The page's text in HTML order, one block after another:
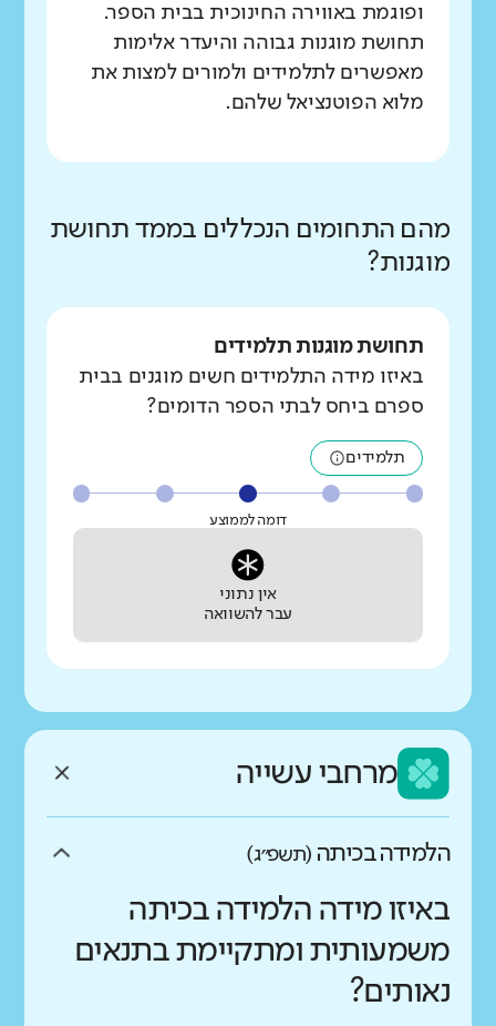
ופוגמת באווירה החינוכית בבית הספר.
תחושת מוגנות גבוהה והיעדר אלימות
מאפשרים לתלמידים ולמורים למצות את
מלוא הפוטנציאל שלהם.
מהם התחומים הנכללים בממד תחושת
מוגנות?
תחושת מוגנות תלמידים
באיזו מידה התלמידים חשים מוגנים בבית
ספרם ביחס לבתי הספר הדומים?
תלמידים
דומה לממוצע
אין נתוני
עבר להשוואה
מרחבי עשייה
הלמידה בכיתה (תשפ״ג)
באיזו מידה הלמידה בכיתה
משמעותית ומתקיימת בתנאים
נאותים?